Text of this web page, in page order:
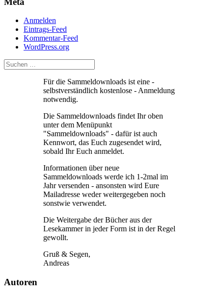
Anmelden
Eintrags-Feed
Kommentar-Feed
WordPress.org
Für die Sammeldownloads ist eine -
selbstverständlich kostenlose - Anmeldung
notwendig.
Die Sammeldownloads findet Ihr oben
unter dem Menüpunkt
"Sammeldownloads" - dafür ist auch
Kennwort, das Euch zugesendet wird,
sobald Ihr Euch anmeldet.
Informationen über neue
Sammeldownloads werde ich 1-2mal im
Jahr versenden - ansonsten wird Eure
Mailadresse weder weitergegeben noch
sonstwie verwendet.
Die Weitergabe der Bücher aus der
Lesekammer in jeder Form ist in der Regel
gewollt.
Gruß & Segen,
Andreas
Autoren